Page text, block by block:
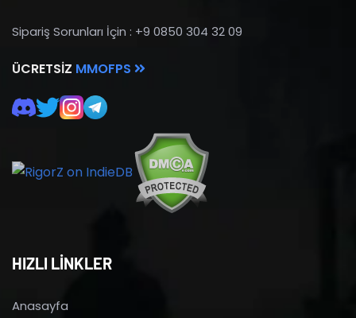
Sipariş Sorunları İçin : +9 0850 304 32 09
ÜCRETSIZ MMOFPS
HIZLI LİNKLER
Anasayfa